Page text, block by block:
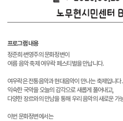
프로그램 내용
정준희·변영주의 문화정변이
여름 음악 축제 여우락 페스티벌을 만납니다.
여우락은 전통음악과 현대음악이 만나는 축제입니다.
익숙한 국악을 오늘의 감각으로 새롭게 풀어내고,
다양한 장르와의 만남을 통해 우리 음악의 새로운 가
이번 문화정변에서는